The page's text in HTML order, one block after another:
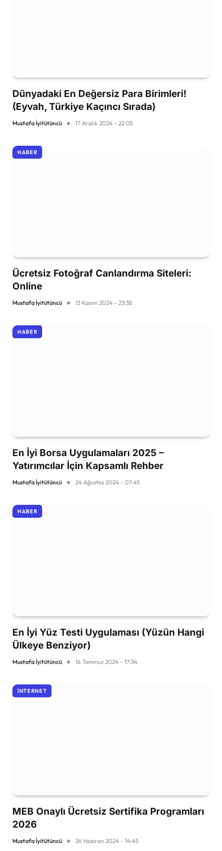
Dünyadaki En Değersiz Para Birimleri!
(Eyvah, Türkiye Kaçıncı Sırada)
Mustafa İyitütüncü 17 Aralık 2024 - 22:05
HABER
Ücretsiz Fotoğraf Canlandırma Siteleri:
Online
Mustafa İyitütüncü 13 Kasım 2024 - 23:38
HABER
En İyi Borsa Uygulamaları 2025 –
Yatırımcılar İçin Kapsamlı Rehber
Mustafa İyitütüncü 24 Ağustos 2024 - 07:45
HABER
En İyi Yüz Testi Uygulaması (Yüzün Hangi
Ülkeye Benziyor)
Mustafa İyitütüncü 16 Temmuz 2024 - 17:34
İNTERNET
MEB Onaylı Ücretsiz Sertifika Programları
2026
Mustafa İyitütüncü 26 Haziran 2024 - 14:45